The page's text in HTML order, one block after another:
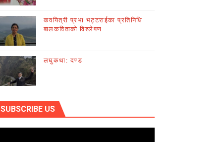
कवयित्री प्रभा भट्टराईका प्रतिनिधि
बालकविताको विश्लेषण
लघुकथा: दण्ड
SUBSCRIBE US